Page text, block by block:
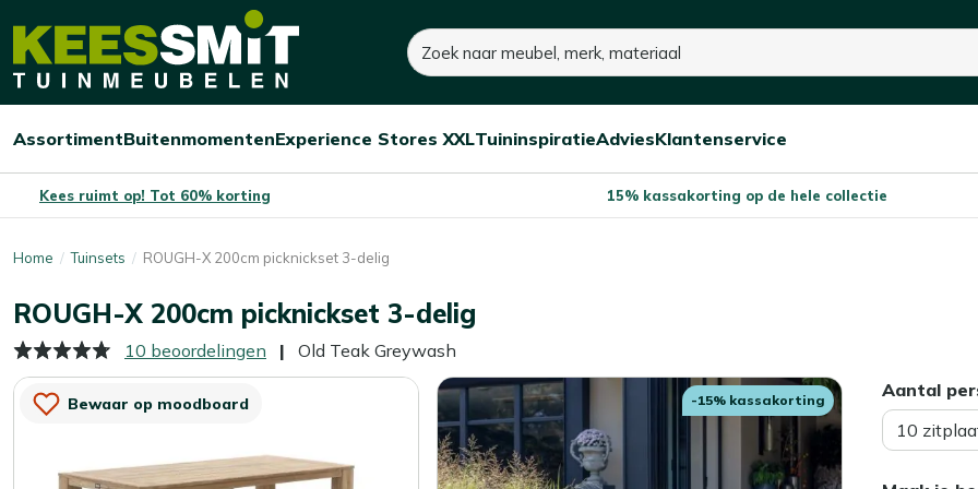
Kees
Tuinmeubelen
Zoeken
Open/sluit
Assortiment
Open/sluit
Buitenmomenten
Open/sluit
Experience Stores XXL
Open/sluit
Tuininspiratie
Open/sluit
Advies
Open/sluit
Klantenservice
Kees ruimt op! Tot 60% korting 15% kassakorting op de hele collectie
Home Tuinsets ROUGH-X 200cm picknickset 3-delig
ROUGH-X 200cm picknickset 3-delig
Old Teak Greywash
10 beoordelingen
Bewaar op moodboard -15% kassakorting
Aantal
10
1.335,-